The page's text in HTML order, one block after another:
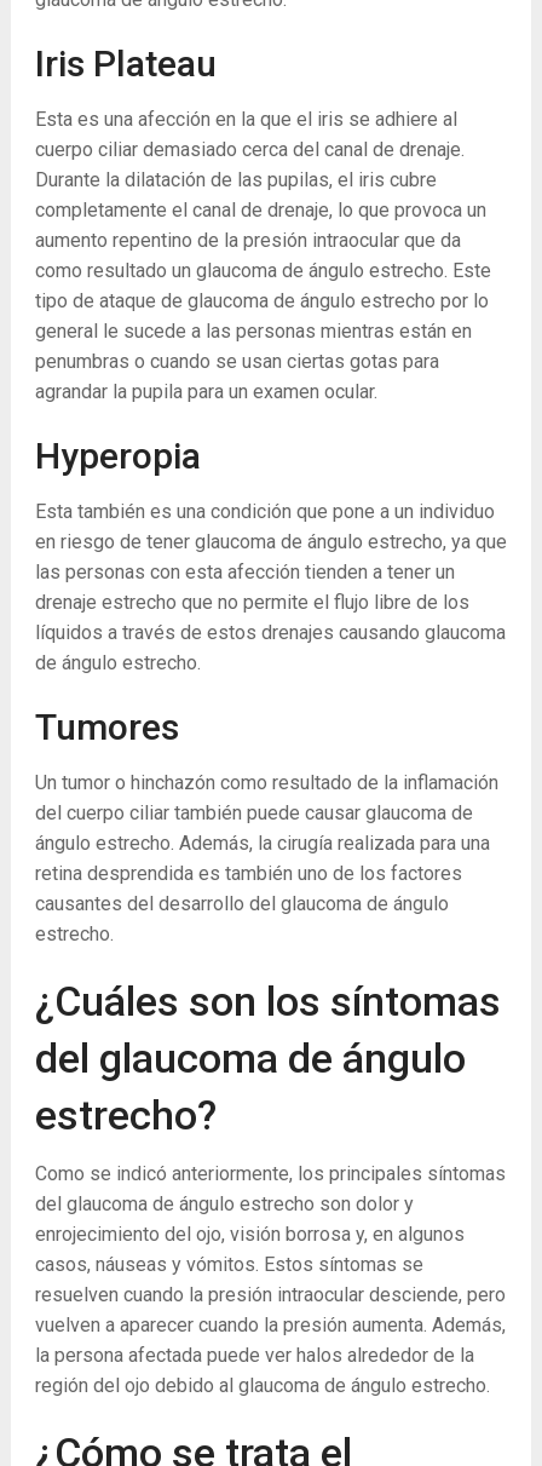
Iris Plateau
Esta es una afección en la que el iris se adhiere al
cuerpo ciliar demasiado cerca del canal de drenaje.
Durante la dilatación de las pupilas, el iris cubre
completamente el canal de drenaje, lo que provoca un
aumento repentino de la presión intraocular que da
como resultado un glaucoma de ángulo estrecho. Este
tipo de ataque de glaucoma de ángulo estrecho por lo
general le sucede a las personas mientras están en
penumbras o cuando se usan ciertas gotas para
agrandar la pupila para un examen ocular.
Hyperopia
Esta también es una condición que pone a un individuo
en riesgo de tener glaucoma de ángulo estrecho, ya que
las personas con esta afección tienden a tener un
drenaje estrecho que no permite el flujo libre de los
líquidos a través de estos drenajes causando glaucoma
de ángulo estrecho.
Tumores
Un tumor o hinchazón como resultado de la inflamación
del cuerpo ciliar también puede causar glaucoma de
ángulo estrecho. Además, la cirugía realizada para una
retina desprendida es también uno de los factores
causantes del desarrollo del glaucoma de ángulo
estrecho.
¿Cuáles son los síntomas
del glaucoma de ángulo
estrecho?
Como se indicó anteriormente, los principales síntomas
del glaucoma de ángulo estrecho son dolor y
enrojecimiento del ojo, visión borrosa y, en algunos
casos, náuseas y vómitos. Estos síntomas se
resuelven cuando la presión intraocular desciende, pero
vuelven a aparecer cuando la presión aumenta. Además,
la persona afectada puede ver halos alrededor de la
región del ojo debido al glaucoma de ángulo estrecho.
¿Cómo se trata el